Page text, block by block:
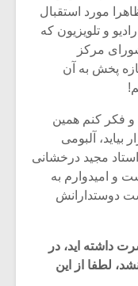
مورد استقبال
و تلویزیون که
مرکز
پخش به آن
و فکر کنم همین
آلبومی
مجید درخشانی
و امیدوارم به
دوستدارانش
داشته اید، در
لطفا از این